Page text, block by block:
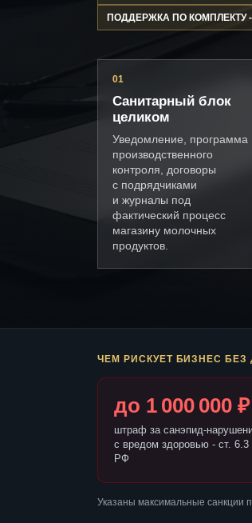
ПОДДЕРЖКА ПО КОМПЛЕКТУ
01
Санитарный блок
целиком
Уведомление, программа
производственного
контроля, договоры
с подрядчиками
и журналы под
фактический процесс
магазину молочных
продуктов.
ЧЕМ РИСКУЕТ БИЗНЕС БЕЗ
до 1 000 000 ₽
штраф за санэпид-
с вредом здоровью - ст.
РФ
Указаны максимальные санкции